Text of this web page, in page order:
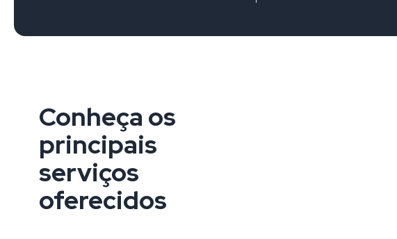
Conheça os
principais
serviços
oferecidos